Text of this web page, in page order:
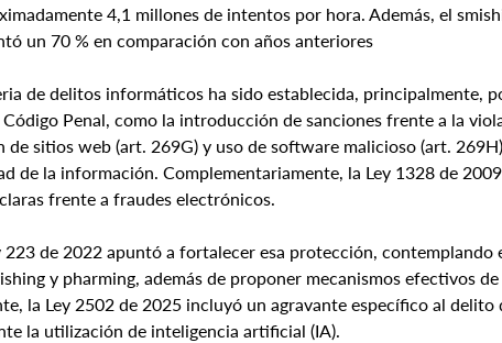
4,1 millones de intentos por hora. Además, el
un 70 % en comparación con años anteriores
de delitos informáticos ha sido establecida, principalmente,
Penal, como la introducción de sanciones frente a la
de sitios web (art. 269G) y uso de software malicioso (art.
de la información. Complementariamente, la Ley 1328 de
frente a fraudes electrónicos.
223 de 2022 apuntó a fortalecer esa protección, contemplando
y pharming, además de proponer mecanismos efectivos
la Ley 2502 de 2025 incluyó un agravante específico al delito
la utilización de inteligencia artificial (IA).